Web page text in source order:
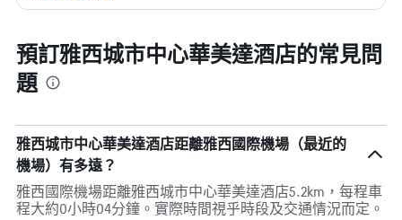
預訂雅西城市中心華美達酒店的常見問
題
雅西城市中心華美達酒店距離雅西國際機場（最近的
機場）有多遠？
雅西國際機場距離雅西城市中心華美達酒店5.2km，每程車
程大約0小時04分鐘。實際時間視乎時段及交通情況而定。